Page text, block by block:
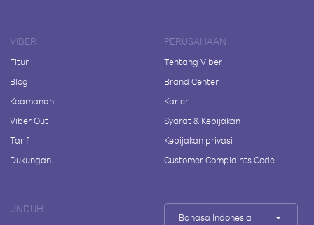
VIBER
Fitur
Blog
Keamanan
Viber Out
Tarif
Dukungan
PERUSAHAAN
Tentang Viber
Brand Center
Karier
Syarat & Kebijakan
Kebijakan privasi
Customer Complaints Code
UNDUH
Bahasa Indonesia